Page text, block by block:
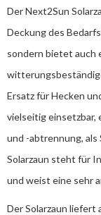
Der Next2Sun
Deckung des
sondern bietet auch
Ersatz für Hecken
vielseitig
und -abtrennung, als
Solarzaun steht für
und weist eine sehr
Der Solarzaun liefert